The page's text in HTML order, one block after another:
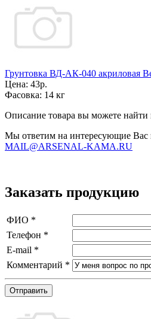
Грунтовка ВД-АК-040 акриловая
Цена: 43р.
Фасовка: 14 кг
Описание товара вы можете найти
Мы ответим на интересующие Вас
MAIL@ARSENAL-KAMA.RU
Заказать продукцию
ФИО *
Телефон *
E-mail *
Комментарий *
Отправить